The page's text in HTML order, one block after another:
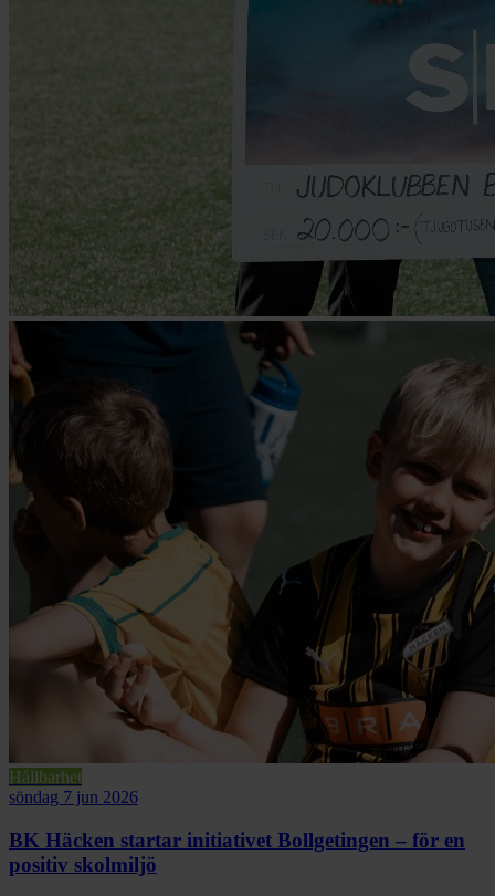
Hållbarhet
söndag 7 jun 2026
BK Häcken startar initiativet Bollgetingen – för en
positiv skolmiljö